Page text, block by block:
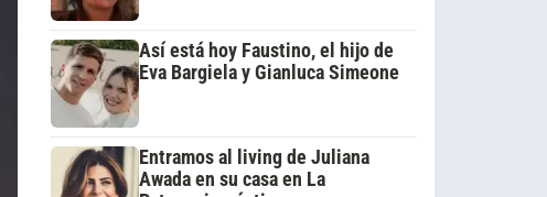
Así está hoy Faustino, el hijo de
Eva Bargiela y Gianluca Simeone
Entramos al living de Juliana
Awada en su casa en La